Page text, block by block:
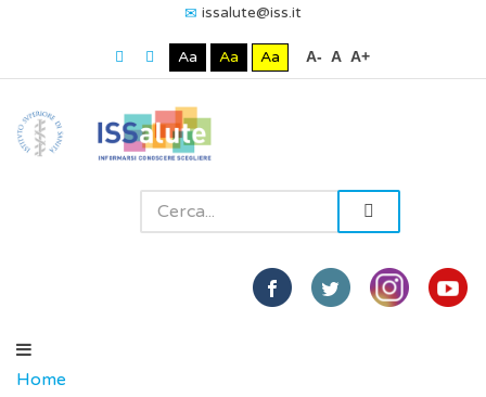
issalute@iss.it
Aa Aa Aa A- A A+
Home